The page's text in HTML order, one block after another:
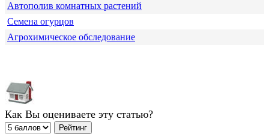
Автополив комнатных растений
Семена огурцов
Агрохимическое обследование
Как Вы оцениваете эту статью?